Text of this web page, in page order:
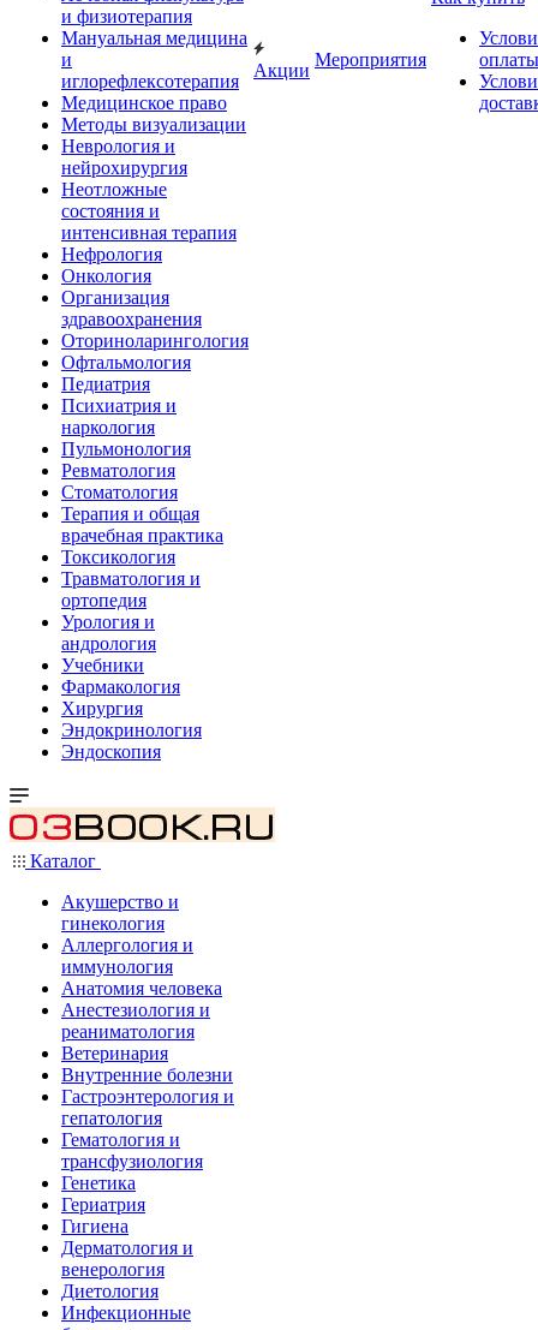
и физиотерапия
Мануальная медицина
и
иглорефлексотерапия
Медицинское право
Методы визуализации
Неврология и
нейрохирургия
Неотложные
состояния и
интенсивная терапия
Нефрология
Онкология
Организация
здравоохранения
Оториноларингология
Офтальмология
Педиатрия
Психиатрия и
наркология
Пульмонология
Ревматология
Стоматология
Терапия и общая
врачебная практика
Токсикология
Травматология и
ортопедия
Урология и
андрология
Учебники
Фармакология
Хирургия
Эндокринология
Эндоскопия
Акции
Мероприятия
оплаты
Каталог
Акушерство и
гинекология
Аллергология и
иммунология
Анатомия человека
Анестезиология и
реаниматология
Ветеринария
Внутренние болезни
Гастроэнтерология и
гепатология
Гематология и
трансфузиология
Генетика
Гериатрия
Гигиена
Дерматология и
венерология
Диетология
Инфекционные